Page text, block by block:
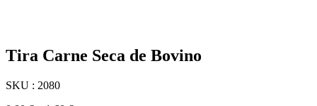
Tira Carne Seca de Bovino
SKU : 2080